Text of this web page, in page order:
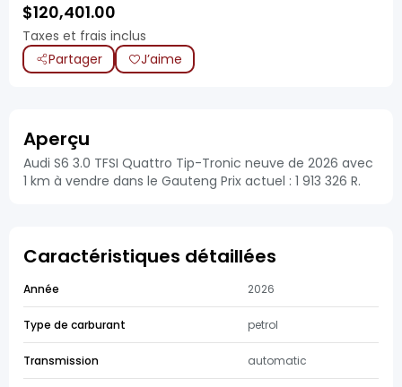
$120,401.00
Taxes et frais inclus
Partager
J’aime
Aperçu
Audi S6 3.0 TFSI Quattro Tip-Tronic neuve de 2026 avec
1 km à vendre dans le Gauteng Prix actuel : 1 913 326 R.
Caractéristiques détaillées
Année 2026
Type de carburant petrol
Transmission automatic